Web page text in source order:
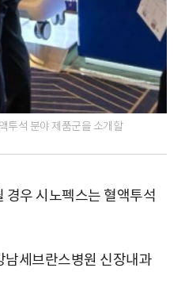
투석 분야 제품군을 소개할
경우 시노펙스는 혈액투석
남세브란스병원 신장내과
지수 아나운서가 타본 ‘전설의 무쏘’… “여